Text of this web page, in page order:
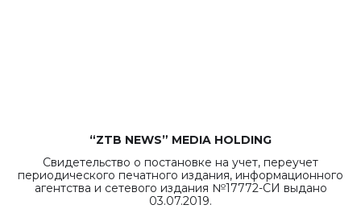
“ZTB NEWS” MEDIA HOLDING
Свидетельство о постановке на учет, переучет
периодического печатного издания, информационного
агентства и сетевого издания №17772-СИ выдано
03.07.2019.